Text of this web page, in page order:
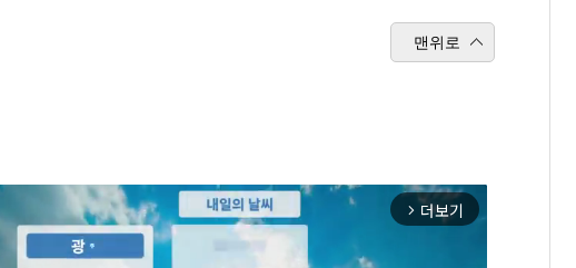
맨위로
arrow_forward_ios 더보기